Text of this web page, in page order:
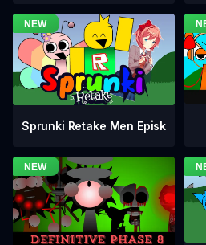
Sprunki Retake Men Episk